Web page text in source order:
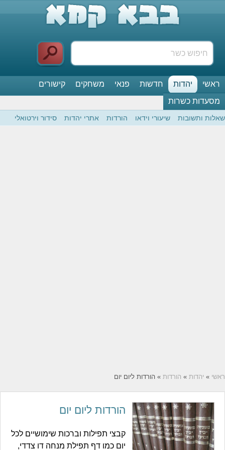
ראשי יהדות חדשות פנאי משחקים
קישורים
מסעדות כשרות
שאלות ותשובות שיעורי וידאו הורדות אתרי יהדות סידור וירטואלי
ראשי » יהדות » הורדות » הורדות ליום יום
הורדות ליום יום
קבצי תפילות וברכות שימושיים לכל
יום כמו דף תפילת מנחה דו צדדי,